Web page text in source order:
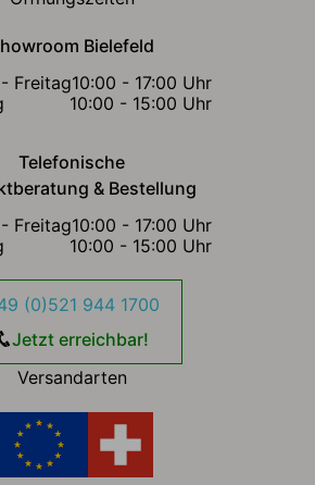
Bielefeld
Freitag10:00 - 17:00 Uhr
10:00 - 15:00 Uhr
Telefonische
& Bestellung
Freitag10:00 - 17:00 Uhr
10:00 - 15:00 Uhr
(0)521 944 1700
Jetzt erreichbar!
Versandarten